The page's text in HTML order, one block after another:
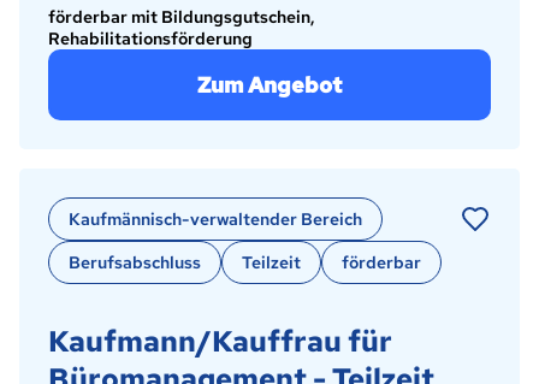
förderbar mit Bildungsgutschein,
Rehabilitationsförderung
Zum Angebot
Kaufmännisch-verwaltender Bereich
Berufsabschluss
Teilzeit förderbar
Kaufmann/Kauffrau für